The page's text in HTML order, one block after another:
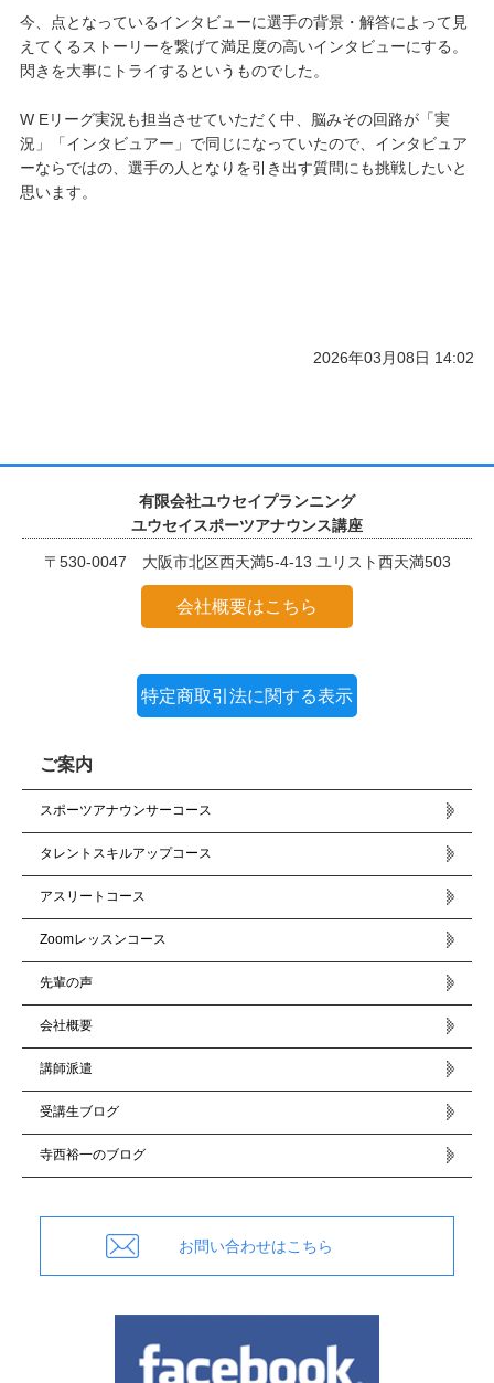
今、点となっているインタビューに選手の背景・解答によって見
えてくるストーリーを繋げて満足度の高いインタビューにする。
閃きを大事にトライするというものでした。
W Eリーグ実況も担当させていただく中、脳みその回路が「実
況」「インタビュアー」で同じになっていたので、インタビュア
ー️ならではの、選手の人となりを引き出す質問にも挑戦したいと
思います。
2026年03月08日 14:02
有限会社ユウセイプランニング
ユウセイスポーツアナウンス講座
〒530-0047 大阪市北区西天満5-4-13 ユリスト西天満503
会社概要はこちら
特定商取引法に関する表示
ご案内
スポーツアナウンサーコース
タレントスキルアップコース
アスリートコース
Zoomレッスンコース
先輩の声
会社概要
講師派遣
受講生ブログ
寺西裕一のブログ
お問い合わせはこちら